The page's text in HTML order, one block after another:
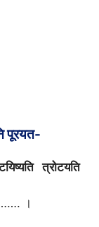
पूरयत-
त्रोटयति
।